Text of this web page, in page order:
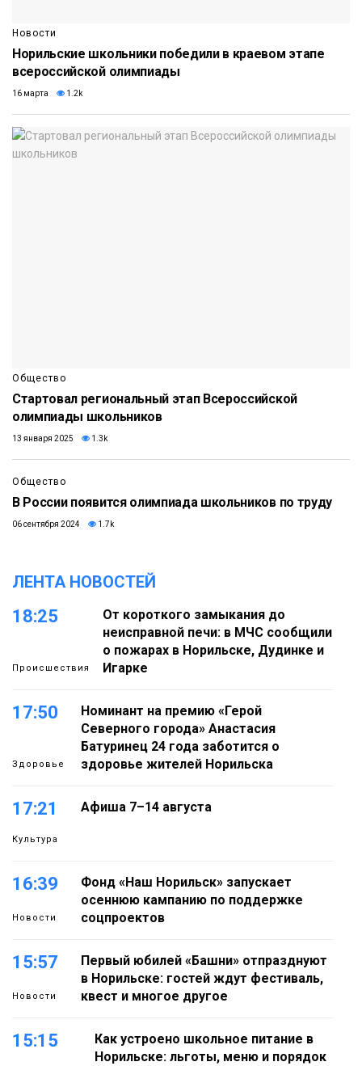
Новости
Норильские школьники победили в краевом этапе
всероссийской олимпиады
16 марта 1.2k
Общество
Стартовал региональный этап Всероссийской
олимпиады школьников
13 января 2025 1.3k
Общество
В России появится олимпиада школьников по труду
06 сентября 2024 1.7k
ЛЕНТА НОВОСТЕЙ
18:25
Происшествия
От короткого замыкания до
неисправной печи: в МЧС сообщили
о пожарах в Норильске, Дудинке и
Игарке
17:50
Здоровье
Номинант на премию «Герой
Северного города» Анастасия
Батуринец 24 года заботится о
здоровье жителей Норильска
17:21
Культура
Афиша 7–14 августа
16:39
Новости
Фонд «Наш Норильск» запускает
осеннюю кампанию по поддержке
соцпроектов
15:57
Новости
Первый юбилей «Башни» отпразднуют
в Норильске: гостей ждут фестиваль,
квест и многое другое
15:15
Как устроено школьное питание в
Норильске: льготы, меню и порядок